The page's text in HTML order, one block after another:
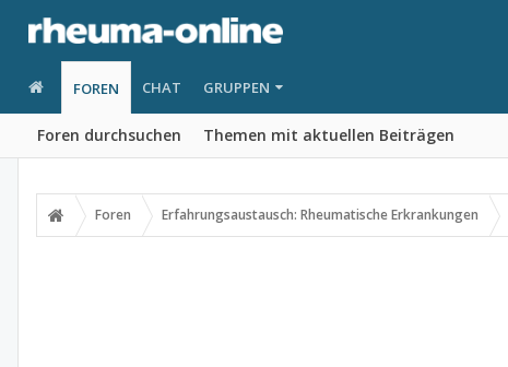
FOREN
Foren durchsuchen Themen mit aktuellen Beiträgen
CHAT GRUPPEN
Foren Erfahrungsaustausch: Rheumatische Erkrankungen